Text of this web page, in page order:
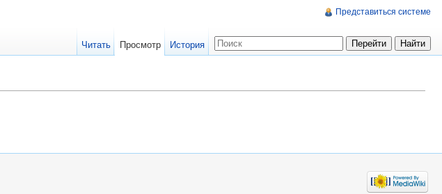
Представиться системе
Читать Просмотр История